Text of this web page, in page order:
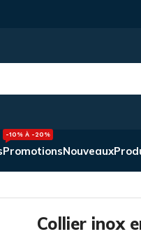
Promotions
-10% À -20%
Nouveaux
Collier inox